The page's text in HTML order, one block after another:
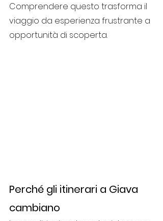
Comprendere questo trasforma il
viaggio da esperienza frustrante a
opportunità di scoperta.
Perché gli itinerari a Giava
cambiano